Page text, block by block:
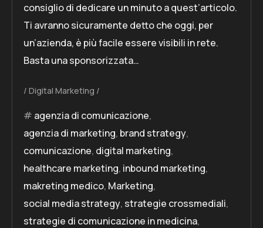
consiglio di dedicare un minuto a quest’articolo.
Ti avranno sicuramente detto che oggi, per
un’azienda, è più facile essere visibili in rete.
Basta una sponsorizzata…
Digital Marketing
agenzia di comunicazione,
agenzia di marketing, brand strategy,
comunicazione, digital marketing,
healthcare marketing, inbound marketing,
makreting medico, Marketing,
social media strategy, strategie crossmediali,
strategie di comunicazione in medicina,